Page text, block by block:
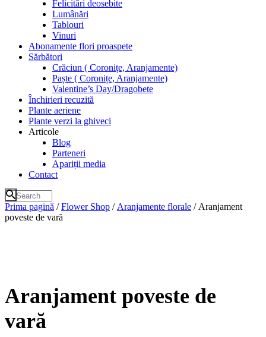
Felicitări deosebite
Lumânări
Tablouri
Vinuri
Abonamente flori proaspete
Sărbători
Crăciun ( Coronițe, Aranjamente)
Paște ( Coronițe, Aranjamente)
Valentine’s Day/Dragobete
Închirieri recuzită
Plante aeriene
Plante verzi la ghiveci
Articole
Blog
Parteneri
Apariții media
Contact
Prima pagină /Flower Shop / Aranjamente florale / Aranjament
poveste de vară
Aranjament poveste de
vară